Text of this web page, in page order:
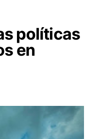
políticas
en